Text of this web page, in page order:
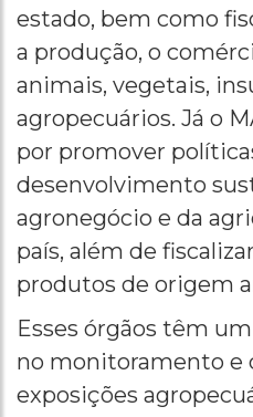
estado, bem como
a produção, o
animais, vegetais,
agropecuários. Já o
por promover
desenvolvimento
agronegócio e da
país, além de
produtos de origem
Esses órgãos têm
no monitoramento e
exposições